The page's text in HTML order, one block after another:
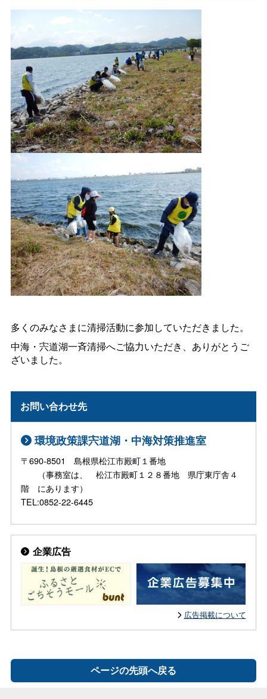
多くのみなさまに清掃活動に参加していただきました。
中海・宍道湖一斉清掃へご協力いただき、ありがとうご
ざいました。
お問い合わせ先
環境政策課宍道湖・中海対策推進室
〒690-8501 島根県松江市殿町１番地
（事務室は、 松江市殿町１２８番地 県庁東庁舎４
階 にあります）
TEL:0852-22-6445
企業広告
広告掲載について
ページの先頭へ戻る